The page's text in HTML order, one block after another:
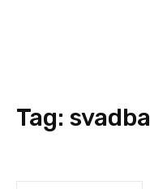
Tag: svadba